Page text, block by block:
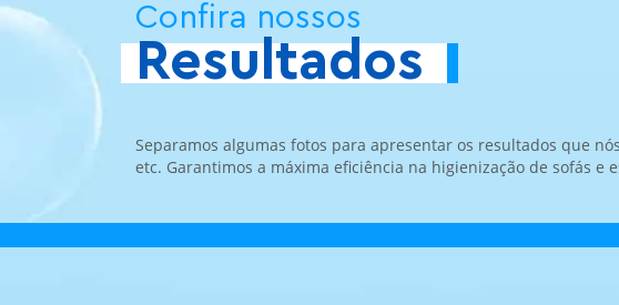
Confira nossos
Resultados
Separamos algumas fotos para apresentar os resultados que
etc. Garantimos a máxima eficiência na higienização de sofás e